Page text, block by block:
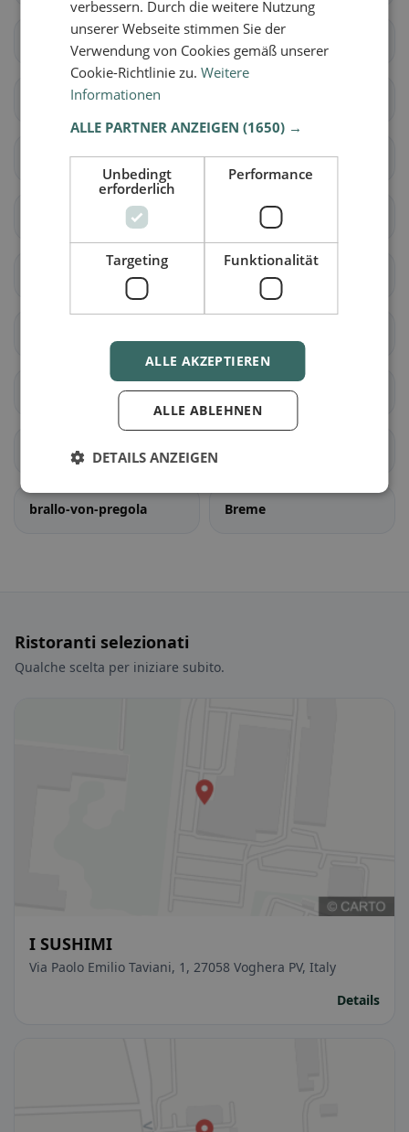
Arena Po
Badia Pavese
Barbianello Bascapè
Bastida Pancarana Battuda
Bereguardo
Borgoratto Mormorolo dorf-sankt-siro
Bornasco
brallo-von-pregola Breme
Ristoranti selezionati
Qualche scelta per iniziare subito.
I SUSHIMI
Via Paolo Emilio Taviani, 1, 27058 Voghera PV, Italy
Details
verbessern. Durch die weitere Nutzung
unserer Webseite stimmen Sie der
Verwendung von Cookies gemäß unserer
Cookie-Richtlinie zu.Weitere
Informationen
ALLE PARTNER ANZEIGEN(1650) →
Unbedingt
erforderlich
Performance
Targeting Funktionalität
ALLE AKZEPTIEREN
ALLE ABLEHNEN
DETAILS ANZEIGEN